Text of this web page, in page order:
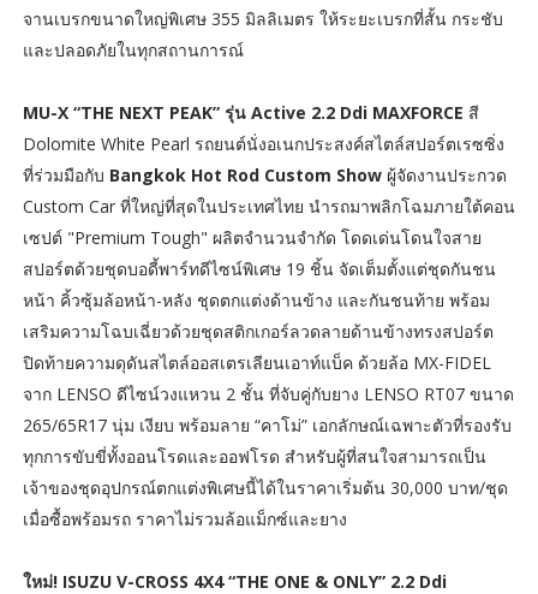
จานเบรกขนาดใหญ่พิเศษ 355 มิลลิเมตร ให้ระยะเบรกที่สั้น กระชับ
และปลอดภัยในทุกสถานการณ์
MU-X “THE NEXT PEAK” รุ่น Active 2.2 Ddi MAXFORCE สี
Dolomite White Pearl รถยนต์นั่งอเนกประสงค์สไตล์สปอร์ตเรซซิ่ง
ที่ร่วมมือกับ Bangkok Hot Rod Custom Show ผู้จัดงานประกวด
Custom Car ที่ใหญ่ที่สุดในประเทศไทย นำรถมาพลิกโฉมภายใต้คอน
เซปต์ "Premium Tough" ผลิตจำนวนจำกัด โดดเด่นโดนใจสาย
สปอร์ตด้วยชุดบอดี้พาร์ทดีไซน์พิเศษ 19 ชิ้น จัดเต็มตั้งแต่ชุดกันชน
หน้า คิ้วซุ้มล้อหน้า-หลัง ชุดตกแต่งด้านข้าง และกันชนท้าย พร้อม
เสริมความโฉบเฉี่ยวด้วยชุดสติกเกอร์ลวดลายด้านข้างทรงสปอร์ต
ปิดท้ายความดุดันสไตล์ออสเตรเลียนเอาท์แบ็ค ด้วยล้อ MX-FIDEL
จาก LENSO ดีไซน์วงแหวน 2 ชั้น ที่จับคู่กับยาง LENSO RT07 ขนาด
265/65R17 นุ่ม เงียบ พร้อมลาย “คาโม่” เอกลักษณ์เฉพาะตัวที่รองรับ
ทุกการขับขี่ทั้งออนโรดและออฟโรด สำหรับผู้ที่สนใจสามารถเป็น
เจ้าของชุดอุปกรณ์ตกแต่งพิเศษนี้ได้ในราคาเริ่มต้น 30,000 บาท/ชุด
เมื่อซื้อพร้อมรถ ราคาไม่รวมล้อแม็กซ์และยาง
ใหม่! ISUZU V-CROSS 4X4 “THE ONE & ONLY” 2.2 Ddi